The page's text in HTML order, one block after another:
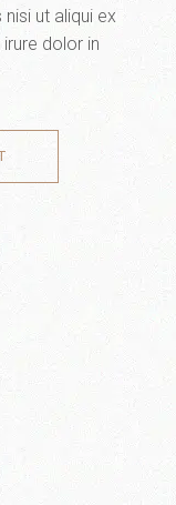
ut aliqui ex
dolor in